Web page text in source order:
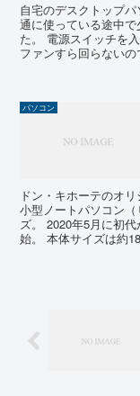
自宅のデスクトップ
通に使っている途中
た。 電源スイッチを
ファンすら回らない
パソコン
ドン・キホーテのオ
小型ノートパソコン
ズ。 2020年5月に初
始。 本体サイズは約